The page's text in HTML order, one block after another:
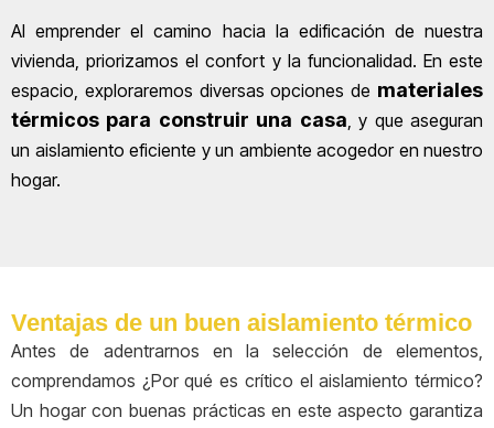
Al emprender el camino hacia la edificación de nuestra
vivienda, priorizamos el confort y la funcionalidad. En este
espacio, exploraremos diversas opciones de materiales
térmicos para construir una casa , y que aseguran
un aislamiento eficiente y un ambiente acogedor en nuestro
hogar.
Ventajas de un buen aislamiento térmico
Antes de adentrarnos en la selección de elementos,
comprendamos ¿Por qué es crítico el aislamiento térmico?
Un hogar con buenas prácticas en este aspecto garantiza